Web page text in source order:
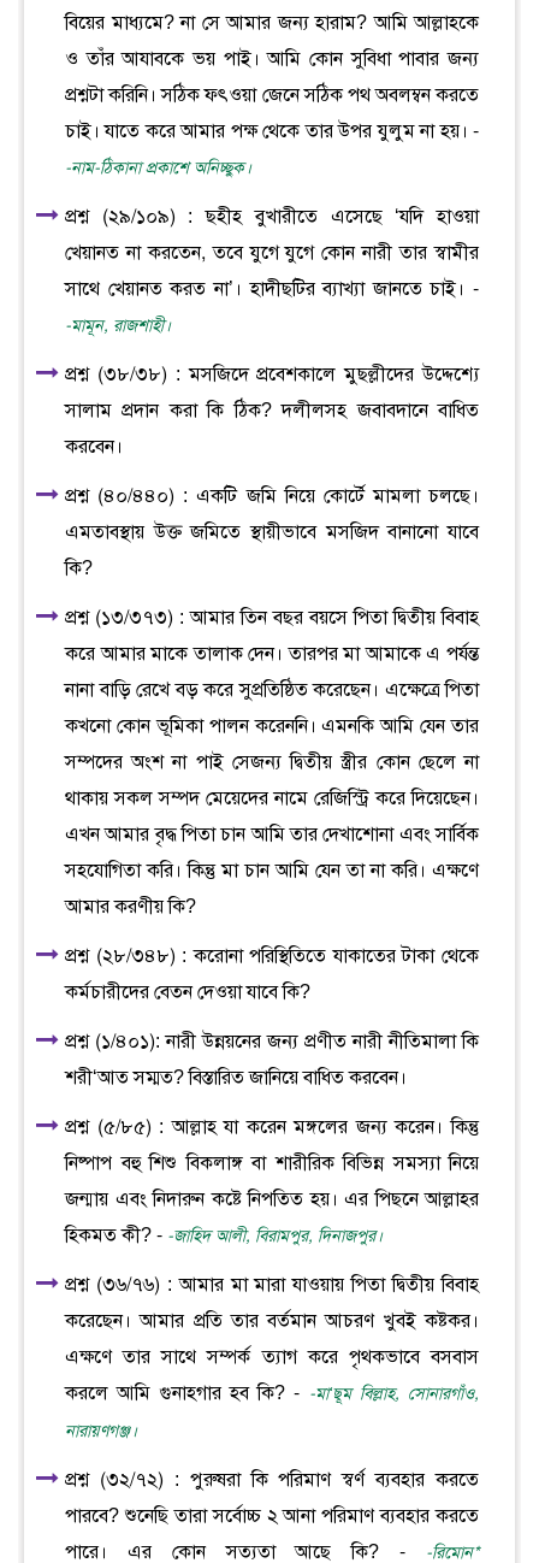
বিয়ের মাধ্যমে? না সে আমার জন্য হারাম? আমি আল্লাহকে
ও তাঁর আযাবকে ভয় পাই। আমি কোন সুবিধা পাবার জন্য
প্রশ্নটা করিনি। সঠিক ফৎওয়া জেনে সঠিক পথ অবলম্বন করতে
চাই। যাতে করে আমার পক্ষ থেকে তার উপর যুলুম না হয়। -
-নাম-ঠিকানা প্রকাশে অনিচ্ছুক।
প্রশ্ন (২৯/১০৯) : ছহীহ বুখারীতে এসেছে ‘যদি হাওয়া
খেয়ানত না করতেন, তবে যুগে যুগে কোন নারী তার স্বামীর
সাথে খেয়ানত করত না’। হাদীছটির ব্যাখ্যা জানতে চাই। -
-মামূন, রাজশাহী।
প্রশ্ন (৩৮/৩৮) : মসজিদে প্রবেশকালে মুছল্লীদের উদ্দেশ্যে
সালাম প্রদান করা কি ঠিক? দলীলসহ জবাবদানে বাধিত
করবেন।
প্রশ্ন (৪০/৪৪০) : একটি জমি নিয়ে কোর্টে মামলা চলছে।
এমতাবস্থায় উক্ত জমিতে স্থায়ীভাবে মসজিদ বানানো যাবে
কি?
প্রশ্ন (১৩/৩৭৩) : আমার তিন বছর বয়সে পিতা দ্বিতীয় বিবাহ
করে আমার মাকে তালাক দেন। তারপর মা আমাকে এ পর্যন্ত
নানা বাড়ি রেখে বড় করে সুপ্রতিষ্ঠিত করেছেন। এক্ষেত্রে পিতা
কখনো কোন ভূমিকা পালন করেননি। এমনকি আমি যেন তার
সম্পদের অংশ না পাই সেজন্য দ্বিতীয় স্ত্রীর কোন ছেলে না
থাকায় সকল সম্পদ মেয়েদের নামে রেজিস্ট্রি করে দিয়েছেন।
এখন আমার বৃদ্ধ পিতা চান আমি তার দেখাশোনা এবং সার্বিক
সহযোগিতা করি। কিন্তু মা চান আমি যেন তা না করি। এক্ষণে
আমার করণীয় কি?
প্রশ্ন (২৮/৩৪৮) : করোনা পরিস্থিতিতে যাকাতের টাকা থেকে
কর্মচারীদের বেতন দেওয়া যাবে কি?
প্রশ্ন (১/৪০১): নারী উন্নয়নের জন্য প্রণীত নারী নীতিমালা কি
শরী‘আত সম্মত? বিস্তারিত জানিয়ে বাধিত করবেন।
প্রশ্ন (৫/৮৫) : আল্লাহ যা করেন মঙ্গলের জন্য করেন। কিন্তু
নিষ্পাপ বহু শিশু বিকলাঙ্গ বা শারীরিক বিভিন্ন সমস্যা নিয়ে
জন্মায় এবং নিদারুন কষ্টে নিপতিত হয়। এর পিছনে আল্লাহর
হিকমত কী? - -জাহিদ আলী, বিরামপুর, দিনাজপুর।
প্রশ্ন (৩৬/৭৬) : আমার মা মারা যাওয়ায় পিতা দ্বিতীয় বিবাহ
করেছেন। আমার প্রতি তার বর্তমান আচরণ খুবই কষ্টকর।
এক্ষণে তার সাথে সম্পর্ক ত্যাগ করে পৃথকভাবে বসবাস
করলে আমি গুনাহগার হব কি? - -মা‘ছূম বিল্লাহ, সোনারগাঁও,
নারায়ণগঞ্জ।
প্রশ্ন (৩২/৭২) : পুরুষরা কি পরিমাণ স্বর্ণ ব্যবহার করতে
পারবে? শুনেছি তারা সর্বোচ্চ ২ আনা পরিমাণ ব্যবহার করতে
পারে। এর কোন সত্যতা আছে কি? -
-রিমোন*